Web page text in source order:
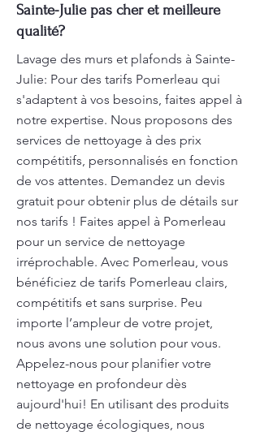
Sainte-Julie pas cher et meilleure
qualité?
Lavage des murs et plafonds à Sainte-
Julie: Pour des tarifs Pomerleau qui
s'adaptent à vos besoins, faites appel à
notre expertise. Nous proposons des
services de nettoyage à des prix
compétitifs, personnalisés en fonction
de vos attentes. Demandez un devis
gratuit pour obtenir plus de détails sur
nos tarifs ! Faites appel à Pomerleau
pour un service de nettoyage
irréprochable. Avec Pomerleau, vous
bénéficiez de tarifs Pomerleau clairs,
compétitifs et sans surprise. Peu
importe l’ampleur de votre projet,
nous avons une solution pour vous.
Appelez-nous pour planifier votre
nettoyage en profondeur dès
aujourd'hui! En utilisant des produits
de nettoyage écologiques, nous